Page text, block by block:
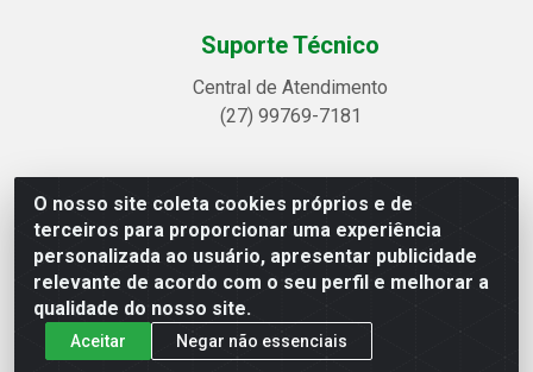
O nosso site coleta cookies próprios e de
terceiros para proporcionar uma experiência
personalizada ao usuário, apresentar publicidade
relevante de acordo com o seu perfil e melhorar a
qualidade do nosso site.
Aceitar
Negar não essenciais
Suporte Técnico
Central de Atendimento
(27) 99769-7181
Linhavix Distribuidora LTDA - Avenida Alegre, 2521 -
Quadra314 Lote 05 e 07 - Shell, Linhares/ES - CEP
29.901-605 - CNPJ 20.857.514/0001-75